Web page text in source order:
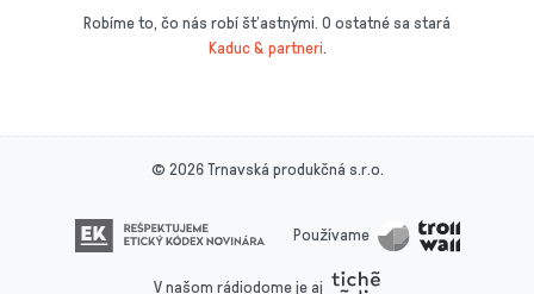
Robíme to, čo nás robí šťastnými. O ostatné sa stará
Kaduc & partneri.
© 2026 Trnavská produkčná s.r.o.
Používame
V našom rádiodome je aj